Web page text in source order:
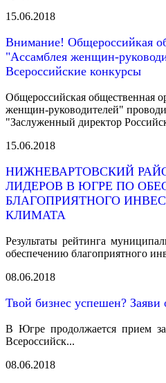
15.06.2018
Внимание! Общероссийкая
"Ассамблея женщин-
Всероссийские конкурсы
Общероссийская общественная
женщин-руководителей"
"Заслуженный директор
15.06.2018
НИЖНЕВАРТОВСКИЙ
ЛИДЕРОВ В ЮГРЕ ПО
БЛАГОПРИЯТНОГО
КЛИМАТА
Результаты рейтинга
обеспечению благоприятного
08.06.2018
Твой бизнес успешен? Заяви
В Югре продолжается прием
Всероссийск...
08.06.2018